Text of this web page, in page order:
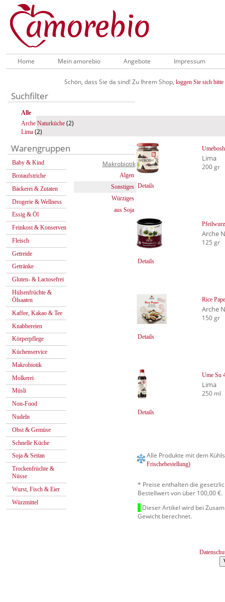
Home Mein amorebio Angebote Impressum
Schön, dass Sie da sind! Zu Ihrem Shop, loggen Sie sich bitte
Suchfilter
Alle
Arche Naturküche (2)
Lima (2)
Warengruppen
Baby & Kind
Brotaufstriche
Bäckerei & Zutaten
Drogerie & Wellness
Essig & Öl
Feinkost & Konserven
Fleisch
Getreide
Getränke
Gluten- & Lactosefrei
Hülsenfrüchte &
Ölsaaten
Kaffee, Kakao & Tee
Knabbereien
Körperpflege
Küchenservice
Makrobiotik
Molkerei
Müsli
Non-Food
Nudeln
Obst & Gemüse
Schnelle Küche
Soja & Seitan
Trockenfrüchte &
Nüsse
Wurst, Fisch & Eier
Würzmittel
Makrobiotik
Algen
Sonstiges
Würziges
aus Soja
Details
Lima
200 gr
Details
Arche
125 gr
Details
Rice
Arche
150 gr
Details
Ume Su
Lima
250 ml
Alle Produkte mit dem
Frischebestellung)
* Preise enthalten die
Bestellwert von über 100,00 €.
Dieser Artikel wird bei
Gewicht berechnet.